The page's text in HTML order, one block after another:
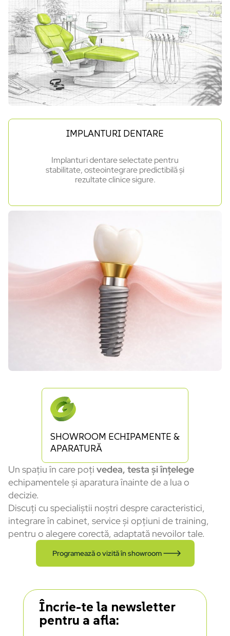
IMPLANTURI DENTARE
Implanturi dentare selectate pentru
stabilitate, osteointegrare predictibilă și
rezultate clinice sigure.
SHOWROOM ECHIPAMENTE &
APARATURĂ
Un spațiu în care poți vedea, testa și înțelege
echipamentele și aparatura înainte de a lua o
decizie.
Discuți cu specialiștii noștri despre caracteristici,
integrare în cabinet, service și opțiuni de training,
pentru o alegere corectă, adaptată nevoilor tale.
Programează o vizită în showroom
Încrie-te la newsletter
pentru a afla: